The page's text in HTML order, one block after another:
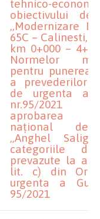
tehnico-
obiectivului de
,,Modernizare
65C – Calinesti,
km 0+000 –
Normelor
pentru punerea
a prevederilor
de urgenta a
nr.95/
aprobarea
național de
,,Anghel
categoriile
prevazute la
lit. c) din
urgenta a
95/2021